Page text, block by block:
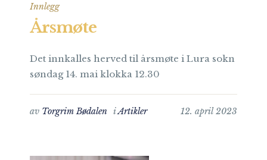
Innlegg
Årsmøte
Det innkalles herved til årsmøte i Lura sokn
søndag 14. mai klokka 12.30
12. april 2023
av Torgrim Bødalen iArtikler